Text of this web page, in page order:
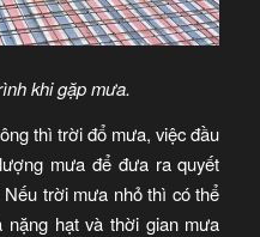
khi gặp mưa.
thì trời đổ mưa, việc đầu
mưa để đưa ra quyết
trời mưa nhỏ thì có thể
hạt và thời gian mưa